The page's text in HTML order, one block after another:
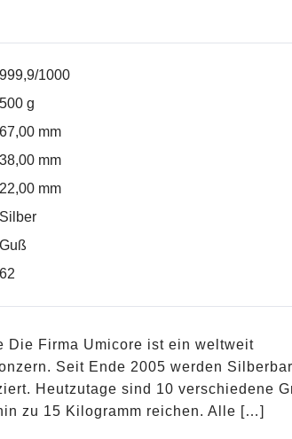
999,9/1000
500 g
67,00 mm
38,00 mm
22,00 mm
Silber
Guß
62
Die Firma Umicore ist ein weltweit
Seit Ende 2005 werden
Heutzutage sind 10 verschiedene
zu 15 Kilogramm reichen. Alle […]